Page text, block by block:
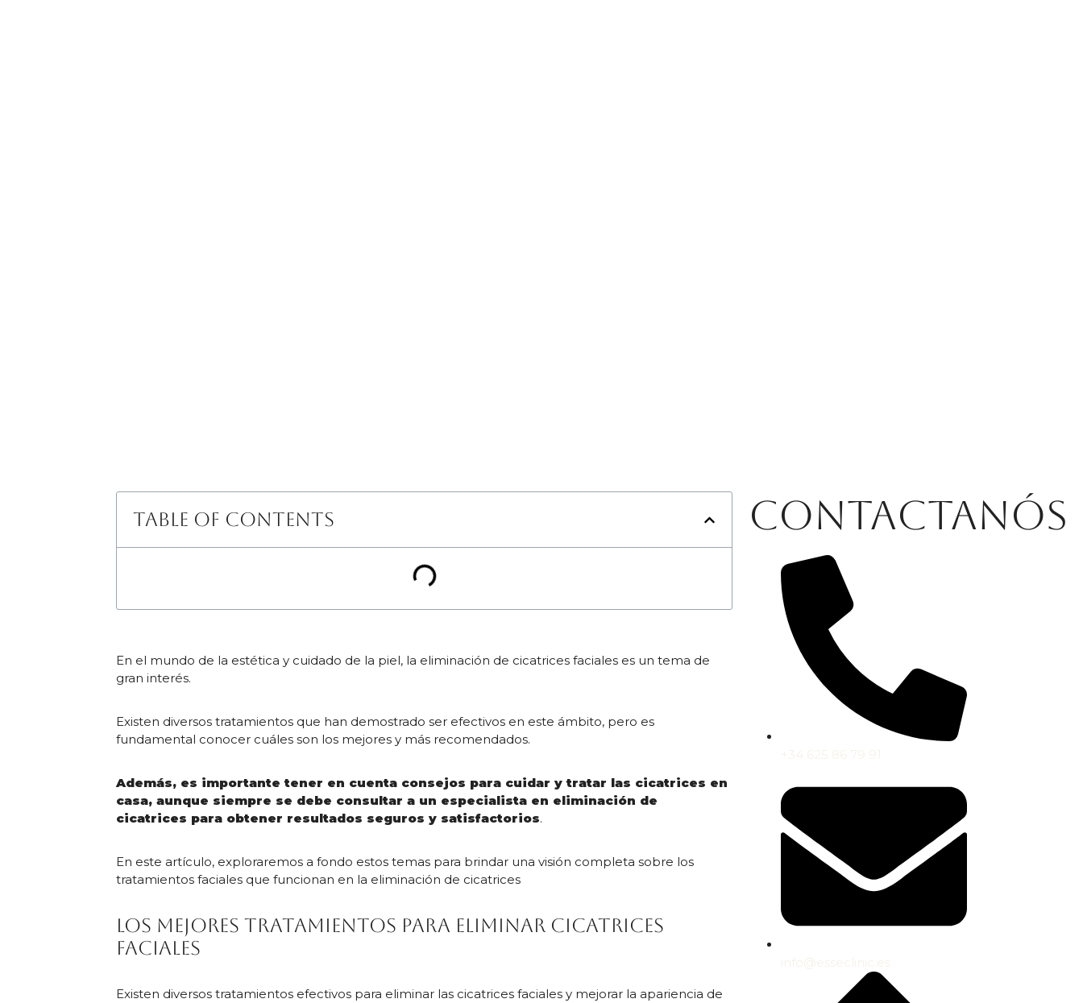
Table of Contents
En el mundo de la estética y cuidado de la piel, la eliminación de cicatrices faciales es un tema de
gran interés.
Existen diversos tratamientos que han demostrado ser efectivos en este ámbito, pero es
fundamental conocer cuáles son los mejores y más recomendados.
Además, es importante tener en cuenta consejos para cuidar y tratar las cicatrices en
casa, aunque siempre se debe consultar a un especialista en eliminación de
cicatrices para obtener resultados seguros y satisfactorios.
En este artículo, exploraremos a fondo estos temas para brindar una visión completa sobre los
tratamientos faciales que funcionan en la eliminación de cicatrices
Los mejores tratamientos para eliminar cicatrices
faciales
Existen diversos tratamientos efectivos para eliminar las cicatrices faciales y mejorar la apariencia de
Contactanós